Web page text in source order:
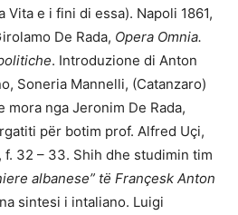
e i fini di essa). Napoli 1861,
De Rada, Opera Omnia.
. Introduzione di Anton
Soneria Mannelli, (Catanzaro)
mora nga Jeronim De Rada,
për botim prof. Alfred Uçi,
f. 32 – 33. Shih dhe studimin tim
albanese” të Françesk Anton
sintesi i intaliano. Luigi